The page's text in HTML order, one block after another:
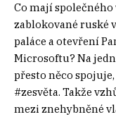
Co mají
zablokované ruské
paláce a otevření
Microsoftu? Na
přesto něco
#zesvěta. Takže
mezi znehybněné